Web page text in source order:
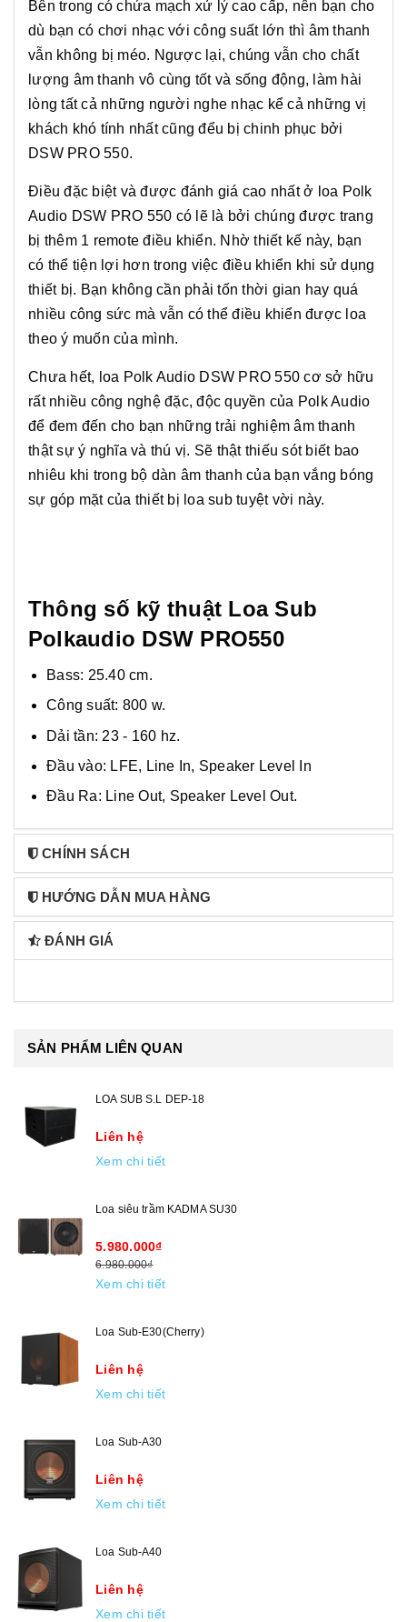
Bên trong có chứa mạch xử lý cao cấp, nên bạn cho
dù bạn có chơi nhạc với công suất lớn thì âm thanh
vẫn không bị méo. Ngược lại, chúng vẫn cho chất
lượng âm thanh vô cùng tốt và sống động, làm hài
lòng tất cả những người nghe nhạc kể cả những vị
khách khó tính nhất cũng đểu bị chinh phục bởi
DSW PRO 550.
Điều đặc biệt và được đánh giá cao nhất ở loa Polk
Audio DSW PRO 550 có lẽ là bởi chúng được trang
bị thêm 1 remote điều khiển. Nhờ thiết kế này, bạn
có thể tiện lợi hơn trong việc điều khiển khi sử dụng
thiết bị. Bạn không cần phải tốn thời gian hay quá
nhiều công sức mà vẫn có thể điều khiển được loa
theo ý muốn của mình.
Chưa hết, loa Polk Audio DSW PRO 550 cơ sở hữu
rất nhiều công nghệ đặc, độc quyền của Polk Audio
để đem đến cho bạn những trải nghiệm âm thanh
thật sự ý nghĩa và thú vị. Sẽ thật thiếu sót biết bao
nhiêu khi trong bộ dàn âm thanh của bạn vắng bóng
sự góp mặt của thiết bị loa sub tuyệt vời này.
Thông số kỹ thuật Loa Sub
Polkaudio DSW PRO550
Bass: 25.40 cm.
Công suất: 800 w.
Dải tần: 23 - 160 hz.
Đầu vào: LFE, Line In, Speaker Level In
Đầu Ra: Line Out, Speaker Level Out.
CHÍNH SÁCH
HƯỚNG DẪN MUA HÀNG
ĐÁNH GIÁ
SẢN PHẨM LIÊN QUAN
LOA SUB S.L DEP-18
Liên hệ
Xem chi tiết
Loa siêu trầm KADMA SU30
5.980.000₫
6.980.000₫
Xem chi tiết
Loa Sub-E30(Cherry)
Liên hệ
Xem chi tiết
Loa Sub-A30
Liên hệ
Xem chi tiết
Loa Sub-A40
Liên hệ
Xem chi tiết